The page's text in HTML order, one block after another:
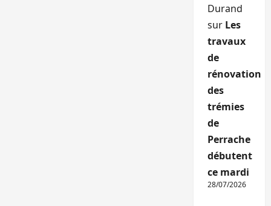
Durand
sur Les
travaux
de
rénovation
des
trémies
de
Perrache
débutent
ce mardi
28/07/2026